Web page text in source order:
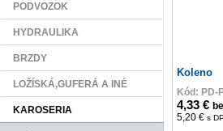
Koleno
Kód: PD-
4,33 €
5,20 € s
PODVOZOK
HYDRAULIKA
BRZDY
LOŽÍSKÁ,GUFERÁ A INÉ
KAROSERIA